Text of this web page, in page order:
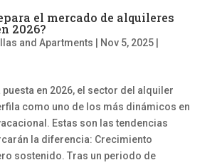
el mercado de alquileres
2026?
and Apartments Nov 5, 2025|
puesta en 2026, el sector del alquiler
como uno de los más dinámicos en
Estas son las tendencias
la diferencia: Crecimiento
sostenido. Tras un periodo de